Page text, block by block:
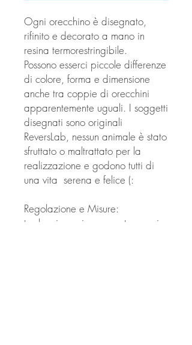
Ogni orecchino è disegnato,
rifinito e decorato a mano in
resina termorestringibile.
Possono esserci piccole differenze
di colore, forma e dimensione
anche tra coppie di orecchini
apparentemente uguali. I soggetti
disegnati sono originali
ReversLab, nessun animale è stato
sfruttato o maltrattato per la
realizzazione e godono tutti di
una vita serena e felice (:
Regolazione e Misure:
tra le misure si possono trovare i